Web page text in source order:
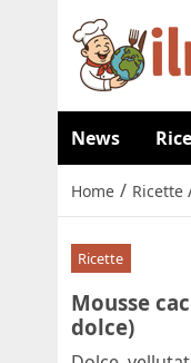
News
Home / Ricette
Ricette
Mousse
dolce)